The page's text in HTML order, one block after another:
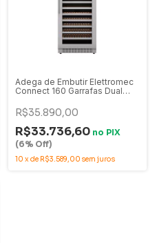
Adega de Embutir Elettromec
Connect 160 Garrafas Dual
2ATB
R$35.890,00
R$33.736,60 no PIX
(6% Off)
10 x de R$3.589,00 sem juros